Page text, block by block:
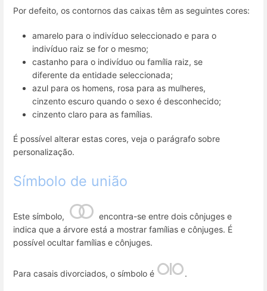
Por defeito, os contornos das caixas têm as seguintes cores:
amarelo para o indivíduo seleccionado e para o
indivíduo raiz se for o mesmo;
castanho para o indivíduo ou família raiz, se
diferente da entidade seleccionada;
azul para os homens, rosa para as mulheres,
cinzento escuro quando o sexo é desconhecido;
cinzento claro para as famílias.
É possível alterar estas cores, veja o parágrafo sobre
personalização.
Símbolo de união
Este símbolo,
encontra-se entre dois cônjuges e
indica que a árvore está a mostrar famílias e cônjuges. É
possível ocultar famílias e cônjuges.
Para casais divorciados, o símbolo é .